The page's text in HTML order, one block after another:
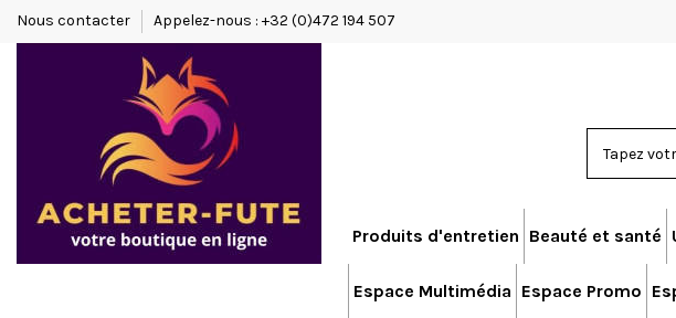
Nous contacter Appelez-nous : +32 (0)472 194 507
Produits d'entretien Beauté et santé
Espace Multimédia Espace Promo